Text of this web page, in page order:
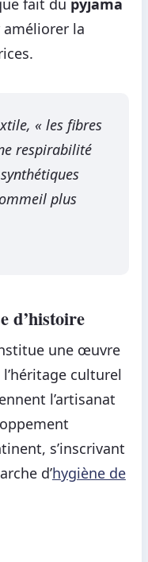
fait du pyjama
la
« les fibres
respirabilité
plus
d’histoire
une œuvre
culturel
l’artisanat
s’inscrivant
d’hygiène de